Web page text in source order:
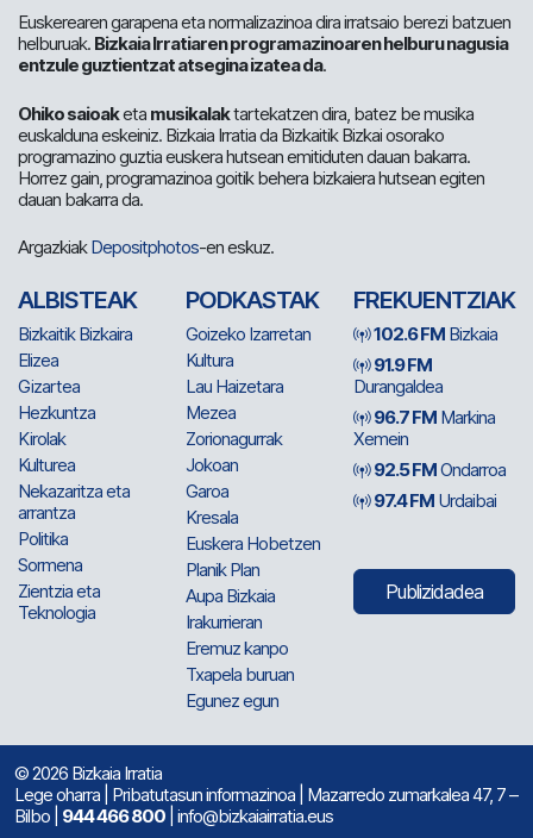
Euskerearen garapena eta normalizazinoa dira irratsaio berezi batzuen
helburuak. Bizkaia Irratiaren programazinoaren helburu nagusia
entzule guztientzat atsegina izatea da.
Ohiko saioaketa musikalaktartekatzen dira, batez be musika
euskalduna eskeiniz. Bizkaia Irratia da Bizkaitik Bizkai osorako
programazino guztia euskera hutsean emitiduten dauan bakarra.
Horrez gain, programazinoa goitik behera bizkaiera hutsean egiten
dauan bakarra da.
ArgazkiakDepositphotos-en eskuz.
ALBISTEAK
Bizkaitik Bizkaira
Elizea
Gizartea
Hezkuntza
Kirolak
Kulturea
Nekazaritza eta
arrantza
Politika
Sormena
Zientzia eta
Teknologia
PODKASTAK
Goizeko Izarretan
Kultura
Lau Haizetara
Mezea
Zorionagurrak
Jokoan
Garoa
Kresala
Euskera Hobetzen
Planik Plan
Aupa Bizkaia
Irakurrieran
Eremuz kanpo
Txapela buruan
Egunez egun
FREKUENTZIAK
102.6 FM Bizkaia
91.9 FM
Durangaldea
96.7 FM Markina
Xemein
92.5 FMOndarroa
97.4 FM Urdaibai
Publizidadea
© 2026 Bizkaia Irratia
Lege oharra Pribatutasun informazinoa | Mazarredo zumarkalea 47, 7 –
Bilbo | 944 466 800 | info@bizkaiairratia.eus